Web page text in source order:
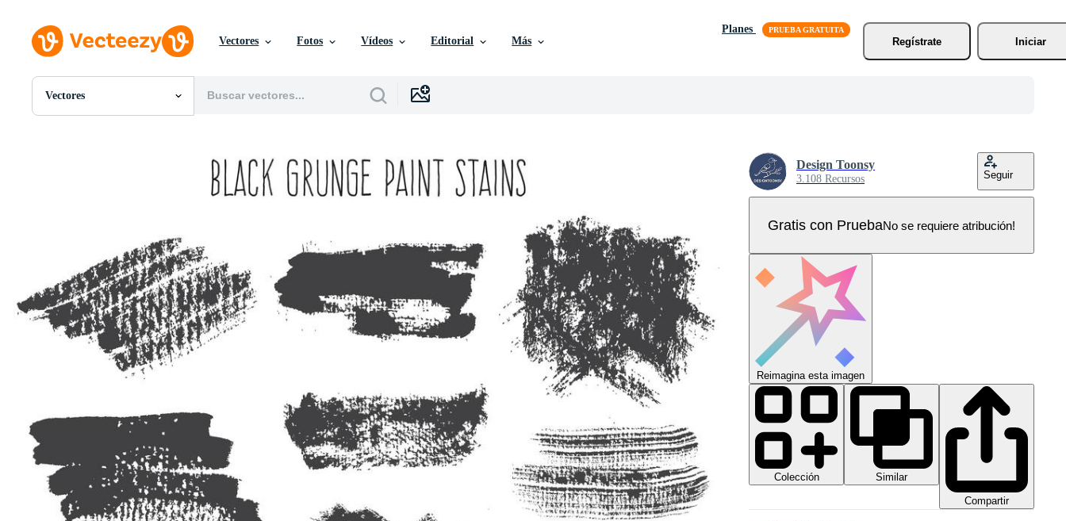
Vectores Fotos Vídeos Editorial Más
Planes
Regístrate
Iniciar
Vectores
Todas Imágenes
Gráficos en Movimiento
Imágenes Editoriales
Eventos Editoriales
Design Toonsy
3.108 Recursos Seguir
Gratis con PruebaNo se requiere atribución!
Reimagina esta imagen
Colección
Similar
Compartir